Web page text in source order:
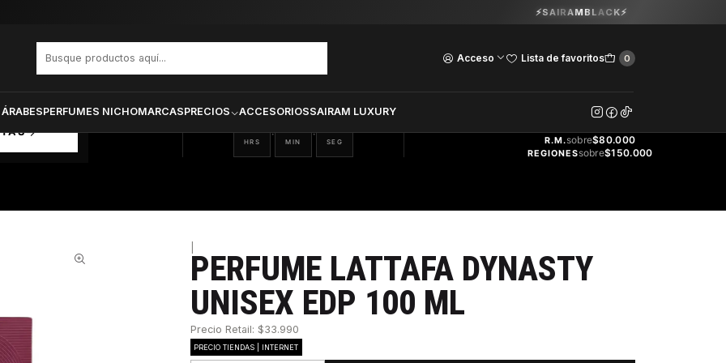
Acceso Lista de favoritos 0
PERFUMES NICHOMARCASPRECIOS ACCESORIOSSAIRAM LUXURY
Guardia Vieja 202. Oficina 102.Ver Horarios
⚡SAIRAMBLACK⚡
UNISEX EDP 100 ML
22
HRS
: 33
MIN
: 33
SEG
GRATIS
R.M.sobre$80.000
REGIONESsobre$150.000
PERFUME LATTAFA DYNASTY
UNISEX EDP 100 ML
Precio Retail: $33.990
PRECIO TIENDAS | INTERNET